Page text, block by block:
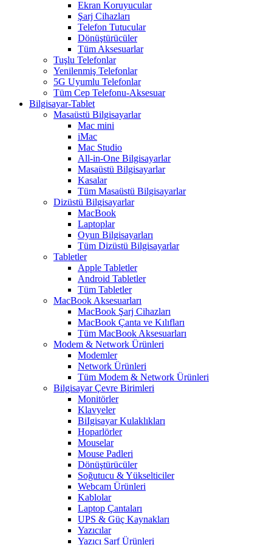
Ekran Koruyucular
Şarj Cihazları
Telefon Tutucular
Dönüştürücüler
Tüm Aksesuarlar
Tuşlu Telefonlar
Yenilenmiş Telefonlar
5G Uyumlu Telefonlar
Tüm Cep Telefonu-Aksesuar
Bilgisayar-Tablet
Masaüstü Bilgisayarlar
Mac mini
iMac
Mac Studio
All-in-One Bilgisayarlar
Masaüstü Bilgisayarlar
Kasalar
Tüm Masaüstü Bilgisayarlar
Dizüstü Bilgisayarlar
MacBook
Laptoplar
Oyun Bilgisayarları
Tüm Dizüstü Bilgisayarlar
Tabletler
Apple Tabletler
Android Tabletler
Tüm Tabletler
MacBook Aksesuarları
MacBook Şarj Cihazları
MacBook Çanta ve Kılıfları
Tüm MacBook Aksesuarları
Modem & Network Ürünleri
Modemler
Network Ürünleri
Tüm Modem & Network Ürünleri
Bilgisayar Çevre Birimleri
Monitörler
Klavyeler
BiIgisayar Kulaklıkları
Hoparlörler
Mouselar
Mouse Padleri
Dönüştürücüler
Soğutucu & Yükselticiler
Webcam Ürünleri
Kablolar
Laptop Çantaları
UPS & Güç Kaynakları
Yazıcılar
Yazıcı Sarf Ürünleri